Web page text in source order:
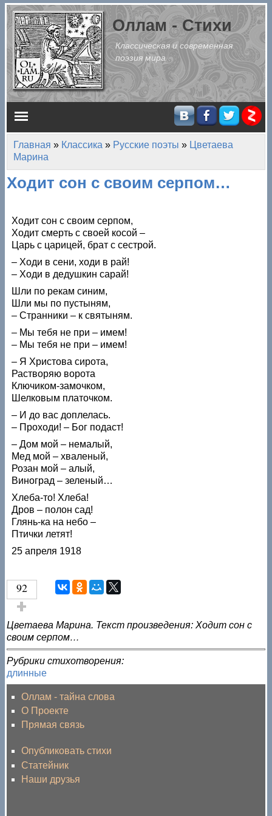
Перейти к основному содержанию
Оллам - Стихи
Классическая и современная
поэзия мира
Главное меню
Вы здесь
Главная » Классика » Русские поэты » Цветаева
Марина
Ходит сон с своим серпом…
Ходит сон с своим серпом,
Ходит смерть с своей косой –
Царь с царицей, брат с сестрой.
– Ходи в сени, ходи в рай!
– Ходи в дедушкин сарай!
Шли по рекам синим,
Шли мы по пустыням,
– Странники – к святыням.
– Мы тебя не при – имем!
– Мы тебя не при – имем!
– Я Христова сирота,
Растворяю ворота
Ключиком-замочком,
Шелковым платочком.
– И до вас доплелась.
– Проходи! – Бог подаст!
– Дом мой – немалый,
Мед мой – хваленый,
Розан мой – алый,
Виноград – зеленый…
Хлеба-то! Хлеба!
Дров – полон сад!
Глянь-ка на небо –
Птички летят!
25 апреля 1918
92
Голос за!
Цветаева Марина. Текст произведения: Ходит сон с
своим серпом…
Рубрики стихотворения:
длинные
Оллам - тайна слова
О Проекте
Прямая связь
Опубликовать стихи
Статейник
Наши друзья